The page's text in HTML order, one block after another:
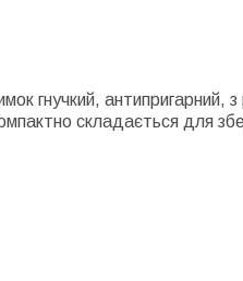
гнучкий, антипригарний,
складається для